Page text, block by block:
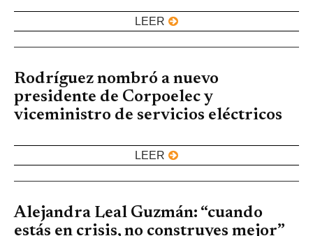
LEER
Rodríguez nombró a nuevo
presidente de Corpoelec y
viceministro de servicios eléctricos
LEER
Alejandra Leal Guzmán: “cuando
estás en crisis, no construyes mejor”